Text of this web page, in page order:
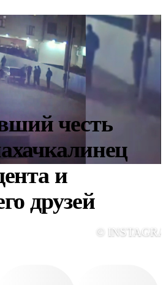
честь
и
друзей
©